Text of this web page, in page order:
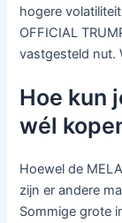
hogere
OFFICIAL
vastgesteld nut.
Hoe kun
wél
Hoewel de
zijn er andere
Sommige grote